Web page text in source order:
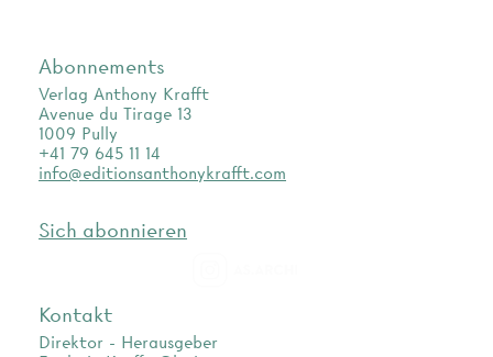
Abonnements
Verlag Anthony Krafft
Avenue du Tirage 13
1009 Pully
+41 79 645 11 14
info@editionsanthonykrafft.com
Sich abonnieren
Kontakt
Direktor - Herausgeber